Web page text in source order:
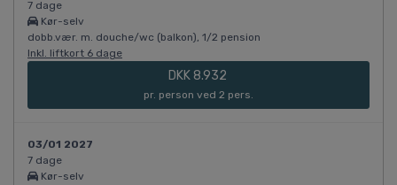
7 dage
Kør-selv
dobb.vær. m. douche/wc (balkon), 1/2 pension
Inkl. liftkort 6 dage
DKK 8.932
pr. person ved 2 pers.
03/01 2027
7 dage
Kør-selv